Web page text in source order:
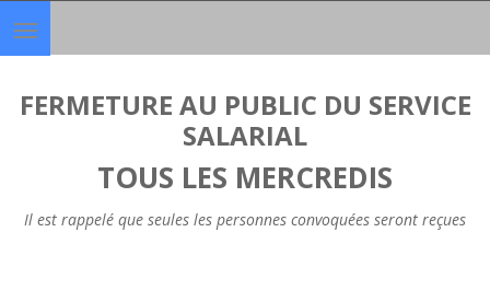
Toggle
navigation
FERMETURE AU PUBLIC DU SERVICE
SALARIAL
TOUS LES MERCREDIS
Il est rappelé que seules les personnes convoquées seront reçues